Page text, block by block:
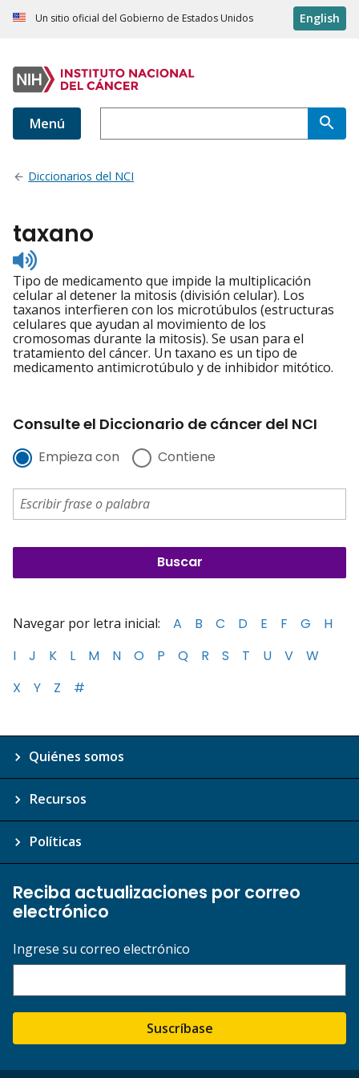
Un sitio oficial del Gobierno de Estados Unidos English
Menú
Diccionarios del NCI
taxano
Listen
to
pronunciation
Tipo de medicamento que impide la multiplicación
celular al detener la mitosis (división celular). Los
taxanos interfieren con los microtúbulos (estructuras
celulares que ayudan al movimiento de los
cromosomas durante la mitosis). Se usan para el
tratamiento del cáncer. Un taxano es un tipo de
medicamento antimicrotúbulo y de inhibidor mitótico.
Consulte el Diccionario de cáncer del NCI
Empieza con Contiene
Navegar por letra inicial: A B C D E F G
H
I
J K L M N O P Q R S T U V
W
X
Y Z #
Quiénes somos
Recursos
Políticas
Reciba actualizaciones por correo
electrónico
Ingrese su correo electrónico
Suscríbase